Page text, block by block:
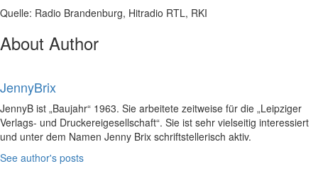
Quelle: Radio Brandenburg, Hitradio RTL, RKI
About Author
JennyBrix
JennyB ist „Baujahr“ 1963. Sie arbeitete zeitweise für die „Leipziger
Verlags- und Druckereigesellschaft“. Sie ist sehr vielseitig interessiert
und unter dem Namen Jenny Brix schriftstellerisch aktiv.
See author's posts